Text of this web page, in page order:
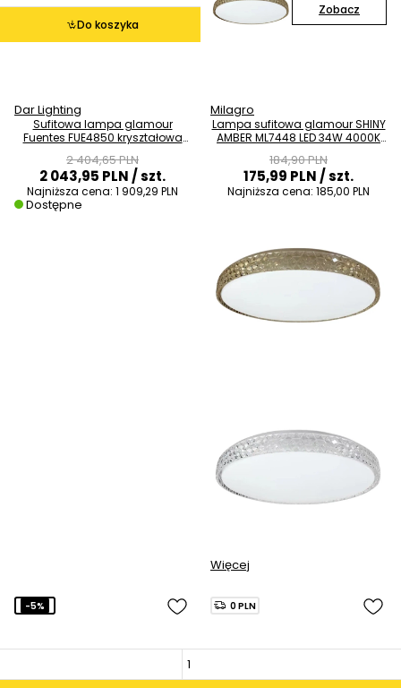
Do koszyka
Dar Lighting
Sufitowa lampa glamour
Fuentes FUE4850 kryształowa
2 404,65 PLN
2 043,95 PLN/ szt.
Najniższa cena: 1 909,29 PLN
Dostępne
Zobacz
Milagro
Lampa sufitowa glamour SHINY
AMBER ML7448 LED 34W 4000K
184,90 PLN
175,99 PLN/ szt.
Najniższa cena: 185,00 PLN
Więcej
-5% 0 PLN